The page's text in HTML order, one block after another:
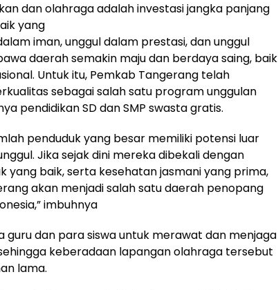
dan olahraga adalah investasi jangka panjang
yang
iman, unggul dalam prestasi, dan unggul
daerah semakin maju dan berdaya saing, baik
Untuk itu, Pemkab Tangerang telah
sebagai salah satu program unggulan
pendidikan SD dan SMP swasta gratis.
penduduk yang besar memiliki potensi luar
Jika sejak dini mereka dibekali dengan
yang baik, serta kesehatan jasmani yang prima,
akan menjadi salah satu daerah penopang
imbuhnya
guru dan para siswa untuk merawat dan menjaga
keberadaan lapangan olahraga tersebut
lama.